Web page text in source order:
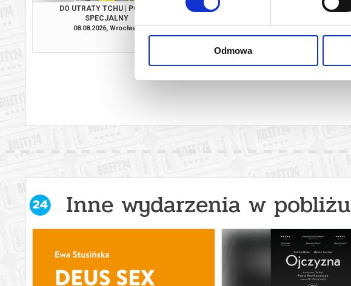
Odmowa
DO UTRATY TCHU | POKAZ
SPECJALNY
08.08.2026, Wrocław
08.08.2026, Wrocław
Inne wydarzenia w pobliżu